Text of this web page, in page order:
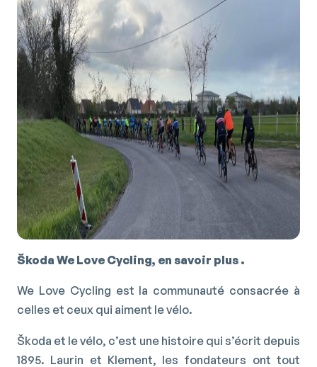
Škoda We Love Cycling, en savoir plus .
We Love Cycling est la communauté consacrée à
celles et ceux qui aiment le vélo.
Škoda et le vélo, c’est une histoire qui s’écrit depuis
1895. Laurin et Klement, les fondateurs ont tout